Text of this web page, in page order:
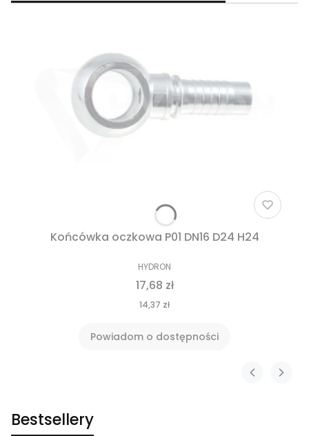
Końcówka oczkowa P01 DN16 D24 H24
HYDRON
17,68 zł
14,37 zł
Powiadom o dostępności
Bestsellery